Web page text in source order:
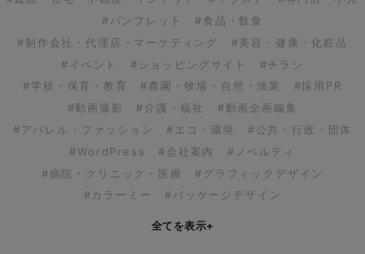
#パンフレット
#食品・飲食
#制作会社・代理店・マーケティング
#美容・健康・化粧品
#イベント
#ショッピングサイト
#チラシ
#学校・保育・教育
#農園・牧場・自然・漁業
#採用PR
#動画撮影
#介護・福祉
#動画企画編集
#アパレル・ファッション
#エコ・環境
#公共・行政・団体
#WordPress
#会社案内
#ノベルティ
#病院・クリニック・医療
#グラフィックデザイン
#カラーミー
#パッケージデザイン
全てを表示+